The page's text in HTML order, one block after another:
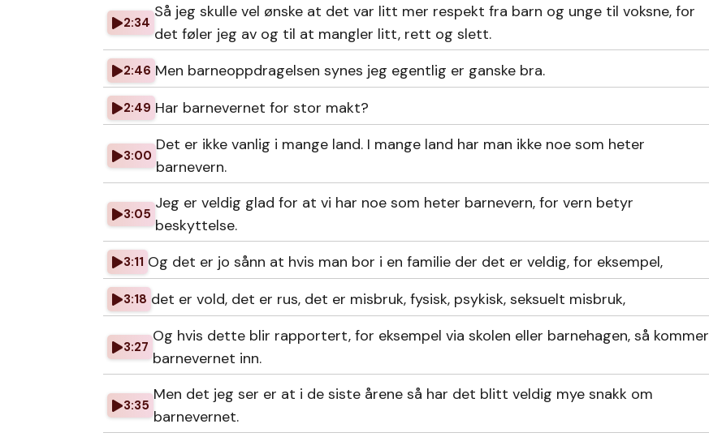
2:34
Så jeg skulle vel ønske at det var litt mer respekt fra barn og unge til voksne, for
det føler jeg av og til at mangler litt, rett og slett.
2:46 Men barneoppdragelsen synes jeg egentlig er ganske bra.
2:49 Har barnevernet for stor makt?
3:00
Det er ikke vanlig i mange land. I mange land har man ikke noe som heter
barnevern.
3:05
Jeg er veldig glad for at vi har noe som heter barnevern, for vern betyr
beskyttelse.
3:11 Og det er jo sånn at hvis man bor i en familie der det er veldig, for eksempel,
3:18 det er vold, det er rus, det er misbruk, fysisk, psykisk, seksuelt misbruk,
3:27
Og hvis dette blir rapportert, for eksempel via skolen eller barnehagen, så kommer
barnevernet inn.
3:35
Men det jeg ser er at i de siste årene så har det blitt veldig mye snakk om
barnevernet.